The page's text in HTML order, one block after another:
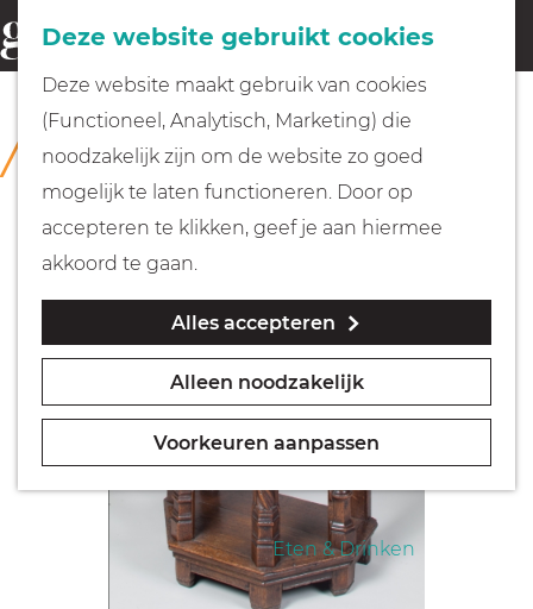
Deze website gebruikt cookies
Deze website maakt gebruik van cookies
(Functioneel, Analytisch, Marketing) die
noodzakelijk zijn om de website zo goed
mogelijk te laten functioneren. Door op
accepteren te klikken, geef je aan hiermee
akkoord te gaan.
Alles accepteren
Alleen noodzakelijk
Voorkeuren aanpassen
G
a
Fietsen
Wandelen
Geocachen
Naar het museum
Eten & Drinken
o
e
k
e
n
COLLECTIE
Rijksmuseum Muiderslot